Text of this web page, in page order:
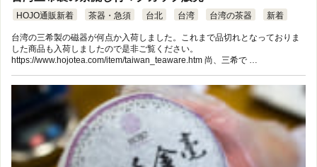
HOJO通販新着 茶器・急須 台北 台湾 台湾の茶器 新着
台湾の三希製の磁器が何点か入荷しました。これまで品切れとなっておりま
した商品も入荷しましたので是非ご覧ください。
https://www.hojotea.com/item/taiwan_teaware.htm 尚、三希で …